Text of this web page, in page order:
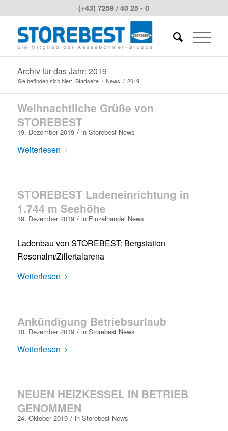
(+43) 7259 / 40 25 - 0
Archiv für das Jahr: 2019
Sie befinden sich hier: Startseite / News / 2019
Weihnachtliche Grüße von
STOREBEST
19. Dezember 2019 / in Storebest News
Weiterlesen
STOREBEST Ladeneinrichtung in
1.744 m Seehöhe
19. Dezember 2019 / in Einzelhandel News
Ladenbau von STOREBEST: Bergstation
Rosenalm/Zillertalarena
Weiterlesen
Ankündigung Betriebsurlaub
10. Dezember 2019 / in Storebest News
Weiterlesen
NEUEN HEIZKESSEL IN BETRIEB
GENOMMEN
24. Oktober 2019 / in Storebest News